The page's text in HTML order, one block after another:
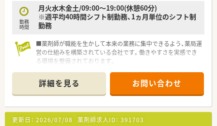
勤務
時間
月火水木金土/09:00～19:00(休憩60分)
※週平均40時間シフト制勤務、1ヵ月単位のシフト制
勤務
■薬剤師が職能を生かして本来の業務に集中できるよう、薬局運
営の仕組みを構築されている会社です。働きやすさを実感でき
る環境を整備されております。
詳細を見る お問い合わせ
更新日： 2026/07/08 薬剤師求人ID： 391703